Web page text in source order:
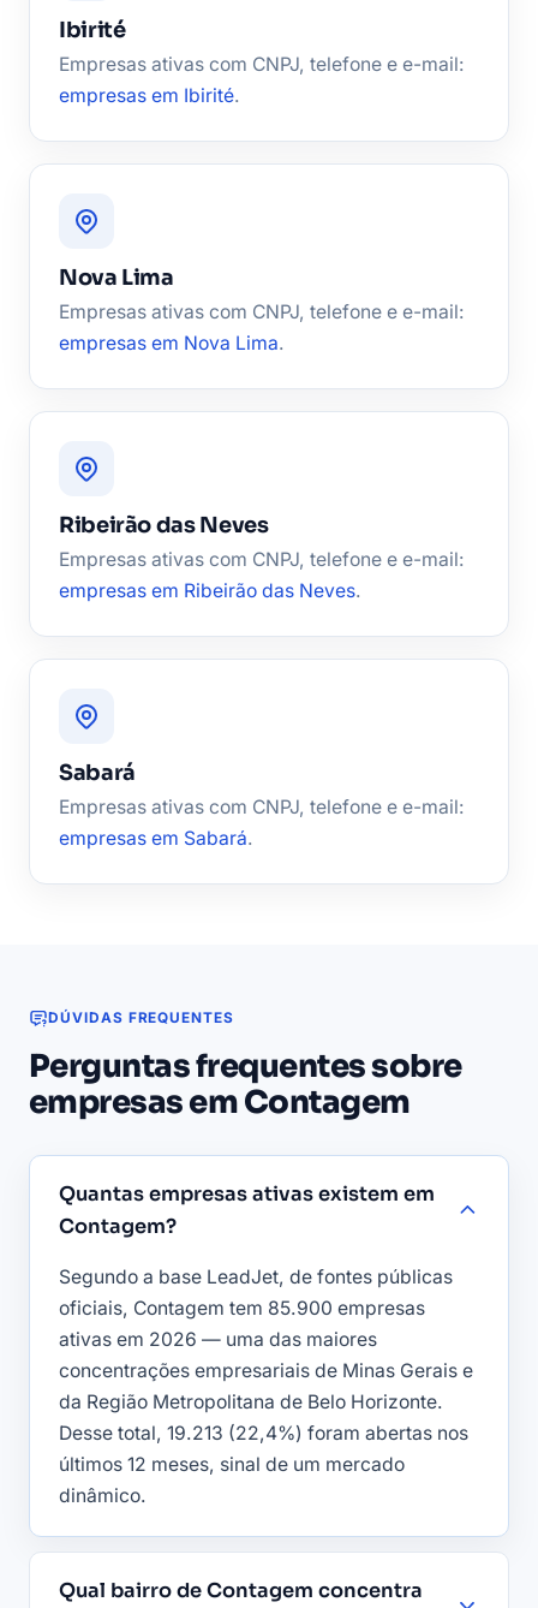
Ibirité
Empresas ativas com CNPJ, telefone e e-mail:
empresas em Ibirité.
Nova Lima
Empresas ativas com CNPJ, telefone e e-mail:
empresas em Nova Lima.
Ribeirão das Neves
Empresas ativas com CNPJ, telefone e e-mail:
empresas em Ribeirão das Neves.
Sabará
Empresas ativas com CNPJ, telefone e e-mail:
empresas em Sabará.
DÚVIDAS FREQUENTES
Perguntas frequentes sobre
empresas em Contagem
Quantas empresas ativas existem em
Contagem?
Segundo a base LeadJet, de fontes públicas
oficiais, Contagem tem 85.900 empresas
ativas em 2026 — uma das maiores
concentrações empresariais de Minas Gerais e
da Região Metropolitana de Belo Horizonte.
Desse total, 19.213 (22,4%) foram abertas nos
últimos 12 meses, sinal de um mercado
dinâmico.
Qual bairro de Contagem concentra